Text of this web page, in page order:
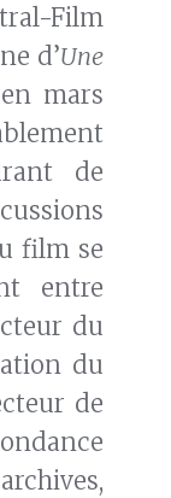
Film
d’Une
mars
de
film se
entre
du
du
de